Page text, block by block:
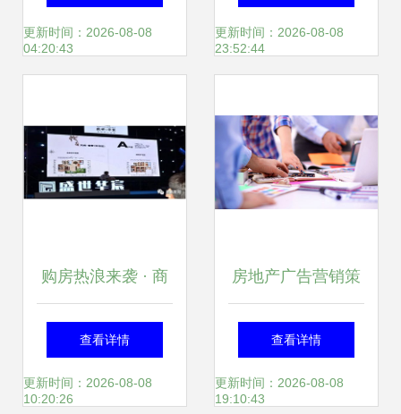
更新时间：2026-08-08
04:20:43
与营销策略
更新时间：2026-08-08
23:52:44
购房热浪来袭 · 商
洛品质大宅 精工大
赏·盛世华宸产品发
查看详情
更新时间：2026-08-08
10:20:26
房地产广告营销策
划案专题合集 633
例实战策略解析
查看详情
更新时间：2026-08-08
19:10:43